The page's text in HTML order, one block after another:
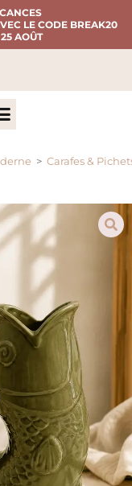
LE CODE BREAK20
AOÛT
> Carafes &